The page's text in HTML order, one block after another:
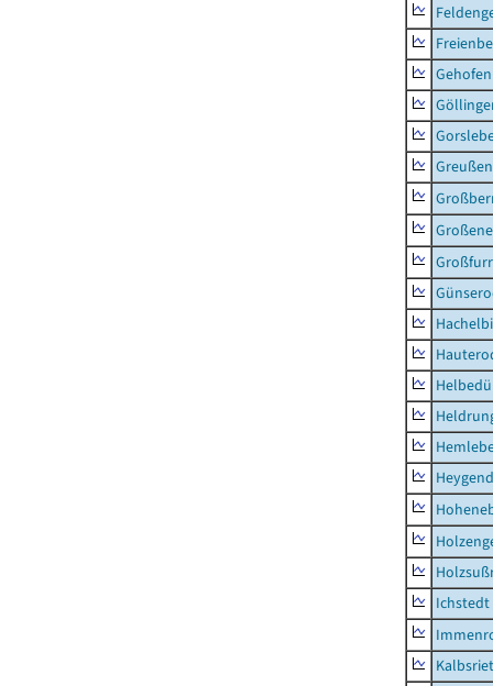
Gehofen
Ichstedt